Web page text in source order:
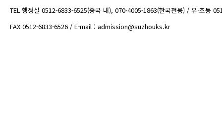
TEL 행정실 0512-6833-6525(중국 내), 070-4005-1863(한국전용) / 유·초등
FAX 0512-6833-6526 / E-mail : admission@suzhouks.kr